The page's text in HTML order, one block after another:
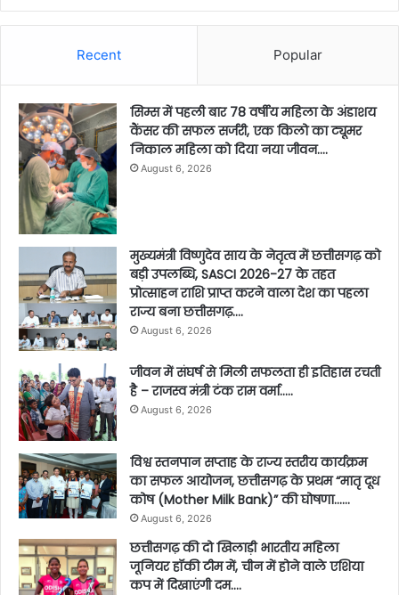
Recent Popular
सिम्स में पहली बार 78 वर्षीय महिला के अंडाशय
कैंसर की सफल सर्जरी, एक किलो का ट्यूमर
निकाल महिला को दिया नया जीवन….
August 6, 2026
मुख्यमंत्री विष्णुदेव साय के नेतृत्व में छत्तीसगढ़ को
बड़ी उपलब्धि, SASCI 2026-27 के तहत
प्रोत्साहन राशि प्राप्त करने वाला देश का पहला
राज्य बना छत्तीसगढ़….
August 6, 2026
जीवन में संघर्ष से मिली सफलता ही इतिहास रचती
है – राजस्व मंत्री टंक राम वर्मा…..
August 6, 2026
विश्व स्तनपान सप्ताह के राज्य स्तरीय कार्यक्रम
का सफल आयोजन, छत्तीसगढ़ के प्रथम “मातृ दूध
कोष (Mother Milk Bank)” की घोषणा……
August 6, 2026
छत्तीसगढ़ की दो खिलाड़ी भारतीय महिला
जूनियर हॉकी टीम में, चीन में होने वाले एशिया
कप में दिखाएंगी दम….